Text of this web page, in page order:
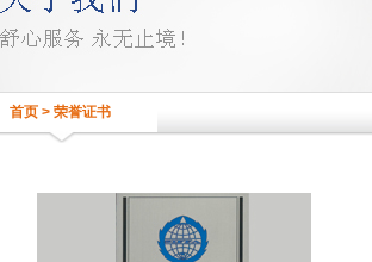
首页 > 荣誉证书